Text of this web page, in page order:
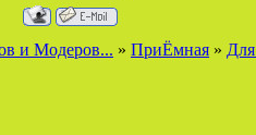
и Модеров... » ПриЁмная »